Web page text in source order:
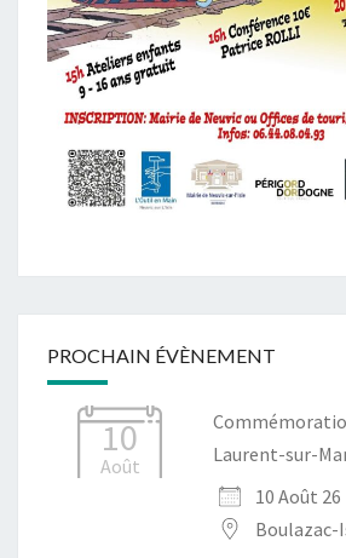
PROCHAIN ÉVÈNEMENT
10
Août
Laurent-sur-
10 Août 26
Boulazac-